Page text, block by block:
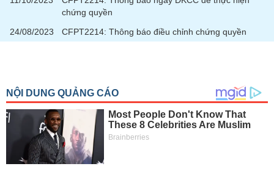
chứng quyền
24/08/2023
CFPT2214: Thông báo điều chỉnh chứng quyền